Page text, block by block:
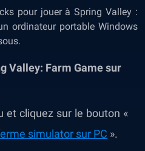
pour jouer à Spring Valley :
ordinateur portable Windows
Valley: Farm Game sur
et cliquez sur le bouton «
simulator sur PC ».